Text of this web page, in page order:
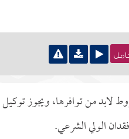
لابد من توافرها، ويجوز توكيل
الولي الشرعي.